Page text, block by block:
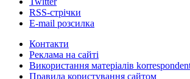
RSS-стрічки
E-mail розсилка
Контакти
Реклама на сайті
Використання матеріалів
Правила користування сайтом